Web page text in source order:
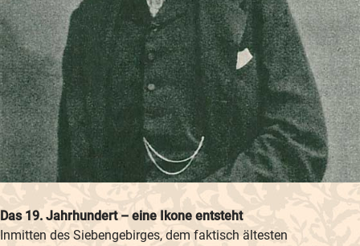
Das 19. Jahrhundert – eine Ikone entsteht
Inmitten des Siebengebirges, dem faktisch ältesten